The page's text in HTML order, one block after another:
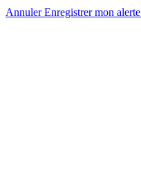
AnnulerEnregistrer mon alerte